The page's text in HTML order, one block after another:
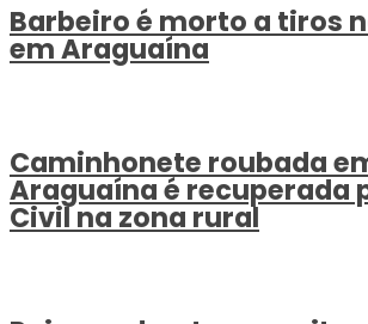
Barbeiro é morto a tiros
em Araguaína
Caminhonete roubada
Araguaína é recuperada
Civil na zona rural